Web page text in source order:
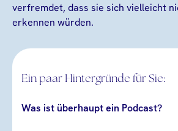
verfremdet, dass sie sich vielleicht
erkennen würden.
Ein paar Hintergründe für Sie:
Was ist überhaupt ein Podcast?